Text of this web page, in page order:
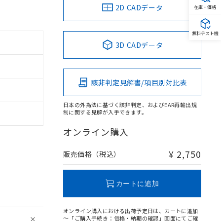
2D CADデータ
3D CADデータ
該非判定見解書/項目別対比表
日本の外為法に基づく該非判定、およびEAR再輸出規
制に関する見解が入手できます。
オンライン購入
販売価格（税込） ¥ 2,750
カートに追加
オンライン購入における出荷予定日は、カートに追加
～「ご購入手続き：価格・納期の確認」画面にてご確
在庫・価格
無料テスト機